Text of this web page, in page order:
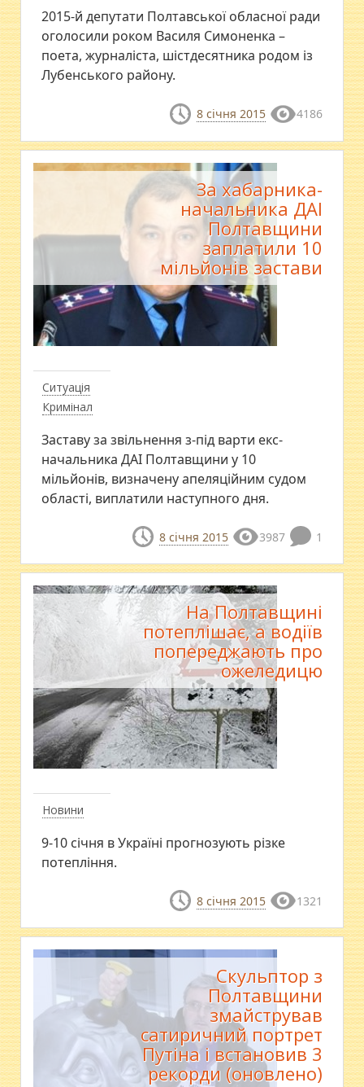
2015-й депутати Полтавської обласної ради
оголосили роком Василя Симоненка –
поета, журналіста, шістдесятника родом із
Лубенського району.
8 січня 2015 4186
Ситуація
Кримінал
За хабарника-
начальника ДАІ
Полтавщини
заплатили 10
мільйонів застави
Заставу за звільнення з-під варти екс-
начальника ДАІ Полтавщини у 10
мільйонів, визначену апеляційним судом
області, виплатили наступного дня.
8 січня 2015 3987 1
Новини
На Полтавщині
потеплішає, а водіїв
попереджають про
ожеледицю
9-10 січня в Україні прогнозують різке
потепління.
8 січня 2015 1321
Скульптор з
Полтавщини
змайстрував
сатиричний портрет
Путіна і встановив 3
рекорди (оновлено)